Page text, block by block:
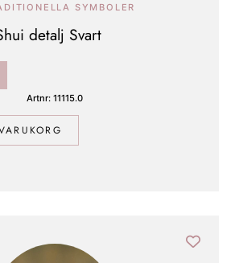
SYMBOLER
detalj Svart
Artnr: 11115.0